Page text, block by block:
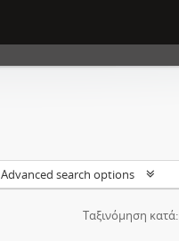
Advanced search options
Ταξινόμηση κατά: